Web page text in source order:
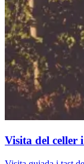
Visita del celler